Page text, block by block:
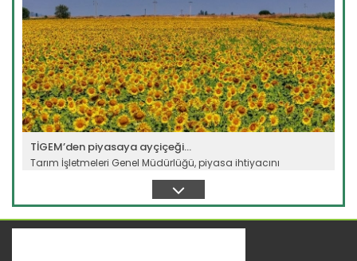
TİGEM’den piyasaya ayçiçeği...
Tarım İşletmeleri Genel Müdürlüğü, piyasa ihtiyacını